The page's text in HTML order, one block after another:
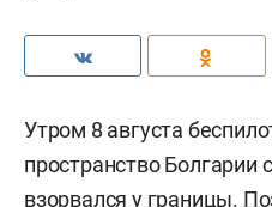
Утром 8 августа
пространство
взорвался у границы.